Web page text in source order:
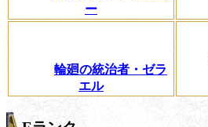
ー
輪廻の統治者・ゼラ
エル